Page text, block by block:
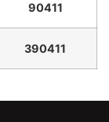
90411
390411